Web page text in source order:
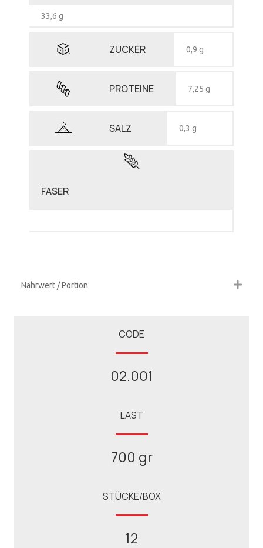
33,6 g
ZUCKER 0,9 g
PROTEINE 7,25 g
SALZ 0,3 g
FASER
Nährwert / Portion
CODE
02.001
LAST
700 gr
STÜCKE/BOX
12